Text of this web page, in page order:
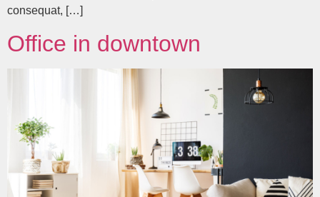
consequat, […]
Office in downtown